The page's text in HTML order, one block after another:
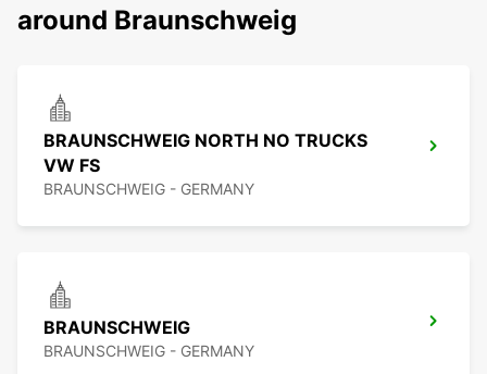
around Braunschweig
BRAUNSCHWEIG NORTH NO TRUCKS
VW FS
BRAUNSCHWEIG - GERMANY
BRAUNSCHWEIG
BRAUNSCHWEIG - GERMANY